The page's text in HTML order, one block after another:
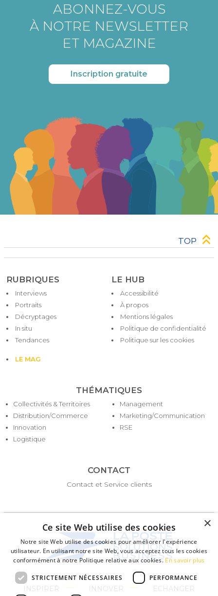
ABONNEZ-VOUS
À NOTRE NEWSLETTER
ET MAGAZINE
Inscription gratuite
TOP
RUBRIQUES
Interviews
Portraits
Décryptages
In situ
Tendances
LE MAG
THÉMATIQUES
Collectivités & Territoires
Distribution/Commerce
Innovation
Logistique
Management
Marketing/Communication
RSE
LE HUB
Pied
de
page
Accessibilité
À propos
Mentions légales
Politique de confidentialité
Politique sur les cookies
CONTACT
Contact et Service clients
INSPIRER INNOVER ECHANGER
×
Ce site Web utilise des cookies
Notre site Web utilise des cookies pour améliorer l'expérience
utilisateur. En utilisant notre site Web, vous acceptez tous les cookies
conformément à notre Politique relative aux cookies.En savoir plus
STRICTEMENT NÉCESSAIRES PERFORMANCE